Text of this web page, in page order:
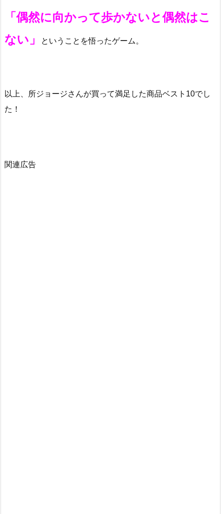
「偶然に向かって歩かないと偶然はこ
ない」
ということを悟ったゲーム。
以上、所ジョージさんが買って満足した商品ベスト10でし
た！
関連広告